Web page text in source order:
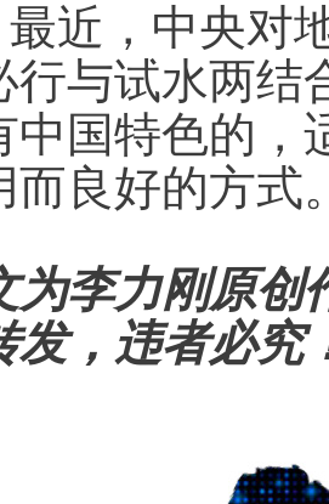
最近，中央对
行与试水两结
中国特色的，
而良好的方式
为李力刚原创
发，违者必究